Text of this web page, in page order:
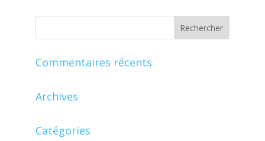
Commentaires récents
Archives
Catégories